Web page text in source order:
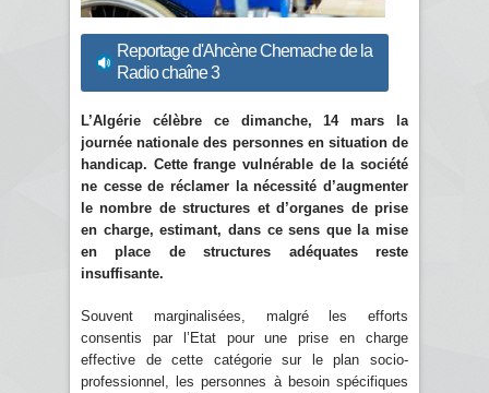
Reportage d'Ahcène Chemache de la
Radio chaîne 3
L’Algérie célèbre ce dimanche, 14 mars la
journée nationale des personnes en situation de
handicap. Cette frange vulnérable de la société
ne cesse de réclamer la nécessité d’augmenter
le nombre de structures et d’organes de prise
en charge, estimant, dans ce sens que la mise
en place de structures adéquates reste
insuffisante.
Souvent marginalisées, malgré les efforts
consentis par l’Etat pour une prise en charge
effective de cette catégorie sur le plan socio-
professionnel, les personnes à besoin spécifiques